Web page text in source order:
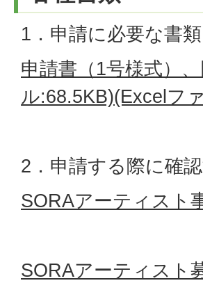
1．申請に必要な書類
申請書（1号様式）
ル:68.5KB)(Excelフ
2．申請する際に確
SORAアーティスト
SORAアーティスト